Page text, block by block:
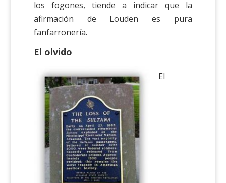
los fogones, tiende a indicar que la
afirmación de Louden es pura
fanfarronería.
El olvido
El